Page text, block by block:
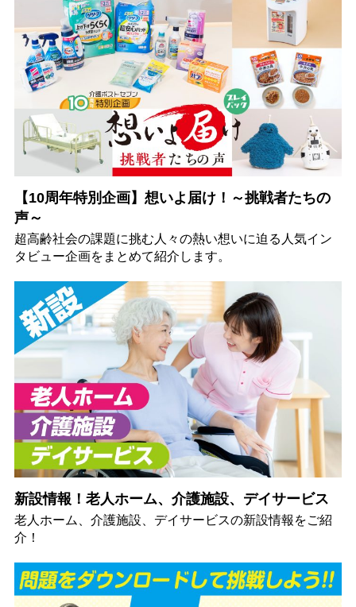
【10周年特別企画】想いよ届け！～挑戦者たちの
声～
超高齢社会の課題に挑む人々の熱い想いに迫る人気イン
タビュー企画をまとめて紹介します。
新設情報！老人ホーム、介護施設、デイサービス
老人ホーム、介護施設、デイサービスの新設情報をご紹
介！